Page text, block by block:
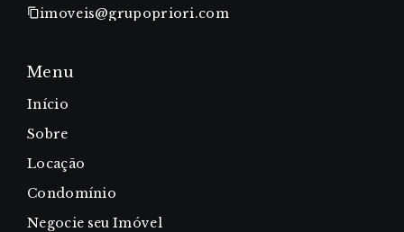
imoveis@grupopriori.com
Menu
Início
Sobre
Locação
Condomínio
Negocie seu Imóvel